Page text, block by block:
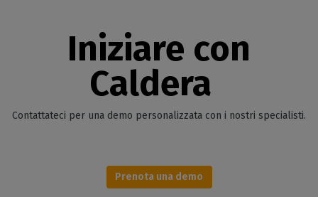
Iniziare con
Caldera
Contattateci per una demo personalizzata con i nostri specialisti.
Prenota una demo